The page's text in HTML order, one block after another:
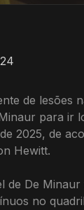
de lesões
para ir
2025, de
Hewitt.
de De Minaur
no